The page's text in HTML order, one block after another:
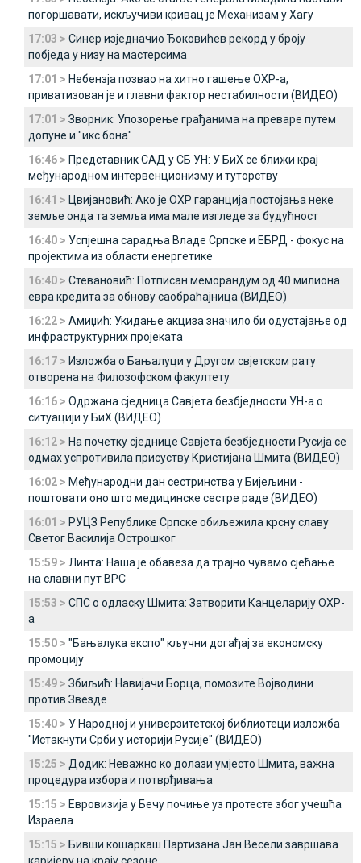
погоршавати, искључиви кривац је Механизам у Хагу
17:03 > Синер изједначио Ђоковићев рекорд у броју
побjеда у низу на мастерсима
17:01 > Небензја позвао на хитно гашење ОХР-а,
приватизован је и главни фактор нестабилности (ВИДЕО)
17:01 > Зворник: Упозорење грађанима на преваре путем
допуне и "икс бона"
16:46 > Представник САД у СБ УН: У БиХ се ближи крај
међународном интервенционизму и туторству
16:41 > Цвијановић: Ако је ОХР гаранција постојања неке
земље онда та земља има мале изгледе за будућност
16:40 > Успјешна сарадња Владе Српске и ЕБРД - фокус на
пројектима из области енергетике
16:40 > Стевановић: Потписан меморандум од 40 милиона
евра кредита за обнову саобраћајница (ВИДЕО)
16:22 > Амиџић: Укидање акциза значило би одустајање од
инфраструктурних пројеката
16:17 > Изложба о Бањалуци у Другом свјетском рату
отворена на Филозофском факултету
16:16 > Одржана сједница Савјета безбједности УН-а о
ситуацији у БиХ (ВИДЕО)
16:12 > На почетку сједнице Савјета безбједности Русија се
одмах успротивила присуству Кристијана Шмита (ВИДЕО)
16:02 > Међународни дан сестринства у Бијељини -
поштовати оно што медицинске сестре раде (ВИДЕО)
16:01 > РУЦЗ Републике Српске обиљежила крсну славу
Светог Василија Острошког
15:59 > Линта: Наша је обавеза да трајно чувамо сјећање
на славни пут ВРС
15:53 > СПС о одласку Шмита: Затворити Канцеларију ОХР-
а
15:50 > "Бањалука експо" кључни догађај за економску
промоцију
15:49 > Збиљић: Навијачи Борца, помозите Војводини
против Звезде
15:40 > У Народној и универзитетској библиотеци изложба
"Истакнути Срби у историји Русије" (ВИДЕО)
15:25 > Додик: Неважно ко долази умјесто Шмита, важна
процедура избора и потврђивања
15:15 > Евровизија у Бечу почиње уз протесте због учешћа
Израела
15:15 > Бивши кошаркаш Партизана Јан Весели завршава